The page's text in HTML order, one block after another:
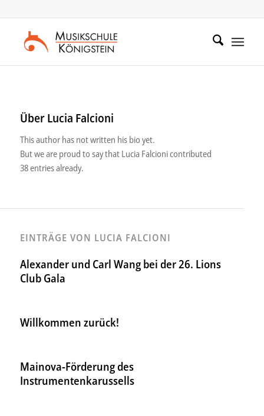
Inhalt
springen
Navigation
springen
ÜberLucia Falcioni
This author has not written his bio yet.
But we are proud to say that Lucia Falcionicontributed
38 entries already.
EINTRÄGE VON LUCIA FALCIONI
Alexander und Carl Wang bei der 26. Lions
Club Gala
Willkommen zurück!
Mainova-Förderung des
Instrumentenkarussells